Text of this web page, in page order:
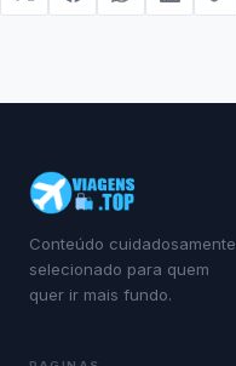
Conteúdo cuidadosamente
selecionado para quem
quer ir mais fundo.